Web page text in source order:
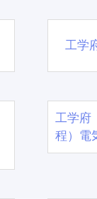
工学
工学
程）電